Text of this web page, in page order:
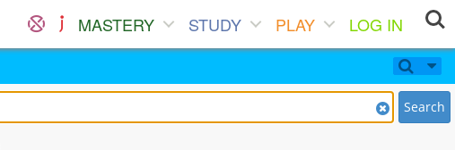
MASTERY STUDY PLAY
LOG IN
Search